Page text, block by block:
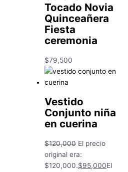
Tocado Novia
Quinceañera
Fiesta
ceremonia
$79,500
Vestido
Conjunto niña
en cuerina
$120,000 El precio
original era:
$120,000.$95,000El